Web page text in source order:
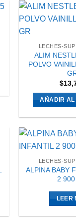
LECHES-
ALIM
POLVO
$
AÑADIR AL
LECHES-
ALPINA BABY
2
LEER